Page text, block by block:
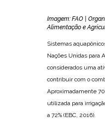
Imagem: FAO |
Alimentação e
Sistemas
Nações Unidas para
considerados uma
contribuir com o
Aproximadamente
utilizada para
a 72% (EBC, 2016).